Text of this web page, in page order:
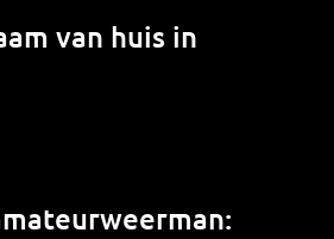
van huis in